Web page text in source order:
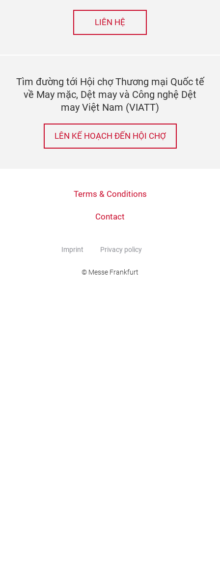
LIÊN HỆ
Tìm đường tới Hội chợ Thương mại Quốc tế
về May mặc, Dệt may và Công nghệ Dệt
may Việt Nam (VIATT)
LÊN KẾ HOẠCH ĐẾN HỘI CHỢ
Terms & Conditions
Contact
Imprint Privacy policy
© Messe Frankfurt